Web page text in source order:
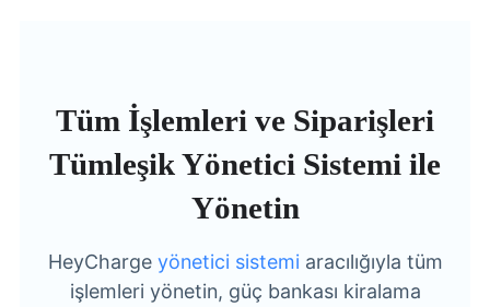
Tüm İşlemleri ve Siparişleri
Tümleşik Yönetici Sistemi ile
Yönetin
HeyCharge yönetici sistemi aracılığıyla tüm
işlemleri yönetin, güç bankası kiralama